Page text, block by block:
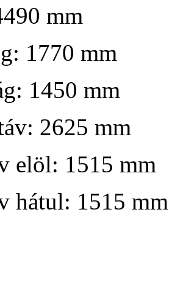
mm
1770 mm
1450 mm
2625 mm
elöl: 1515 mm
hátul: 1515 mm